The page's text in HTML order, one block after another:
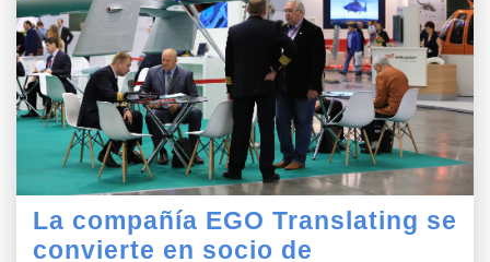
La compañía EGO Translating se
convierte en socio de